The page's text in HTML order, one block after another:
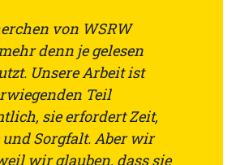
von WSRW
denn je gelesen
Unsere Arbeit ist
Teil
sie erfordert Zeit,
Sorgfalt. Aber wir
wir glauben, dass sie